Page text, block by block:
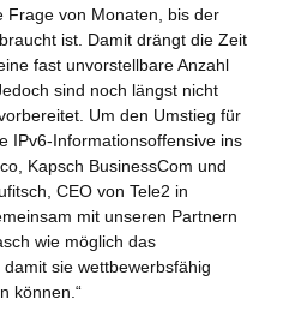
Frage von Monaten, bis der
ist. Damit drängt die Zeit
fast unvorstellbare Anzahl
sind noch längst nicht
Um den Umstieg für
IPv6-Informationsoffensive ins
Kapsch BusinessCom und
CEO von Tele2 in
mit unseren Partnern
wie möglich das
sie wettbewerbsfähig
können.“